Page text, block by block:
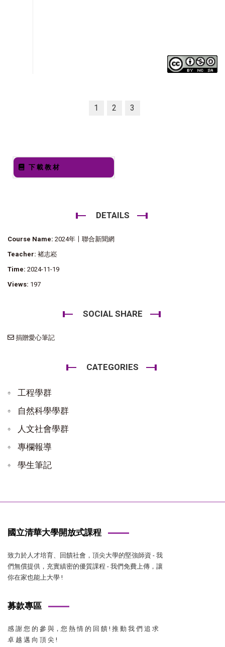
1 2 3
下載教材
DETAILS
Course Name: 2024年〡聯合新聞網
Teacher: 褚志崧
Time: 2024-11-19
Views: 197
SOCIAL SHARE
捐贈愛心筆記
CATEGORIES
工程學群
自然科學學群
人文社會學群
專欄報導
學生筆記
國立清華大學開放式課程
致力於人才培育、回饋社會，頂尖大學的堅強師資 - 我
們無償提供，充實縝密的優質課程 - 我們免費上傳，讓
你在家也能上大學 !
募款專區
感 謝 您 的 參 與，您 熱 情 的 回 饋 ! 推 動 我 們 追 求
卓 越 邁 向 頂 尖 !